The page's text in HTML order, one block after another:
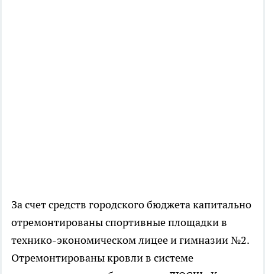
За счет средств городского бюджета капитально
отремонтированы спортивные площадки в
технико-экономическом лицее и гимназии №2.
Отремонтированы кровли в системе